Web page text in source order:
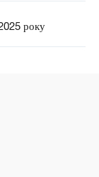
року